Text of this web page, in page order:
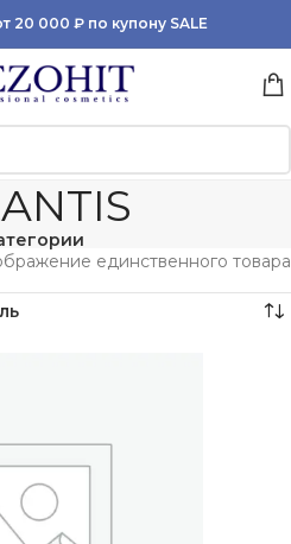
20 000 ₽ по купону SALE
единственного товара